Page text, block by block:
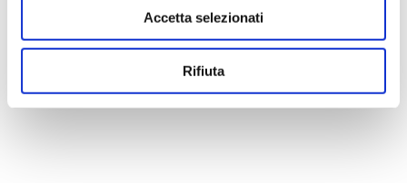
Accetta selezionati
Rifiuta